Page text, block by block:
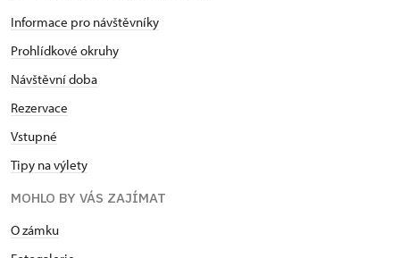
Informace pro návštěvníky
Prohlídkové okruhy
Návštěvní doba
Rezervace
Vstupné
Tipy na výlety
MOHLO BY VÁS ZAJÍMAT
O zámku